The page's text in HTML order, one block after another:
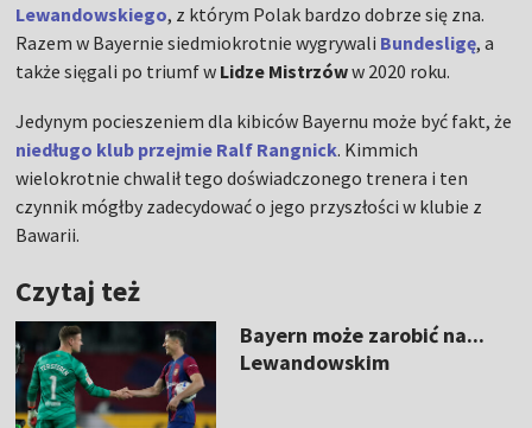
Lewandowskiego, z którym Polak bardzo dobrze się zna.
Razem w Bayernie siedmiokrotnie wygrywali Bundesligę, a
także sięgali po triumf w Lidze Mistrzóww 2020 roku.
Jedynym pocieszeniem dla kibiców Bayernu może być fakt, że
niedługo klub przejmie Ralf Rangnick. Kimmich
wielokrotnie chwalił tego doświadczonego trenera i ten
czynnik mógłby zadecydować o jego przyszłości w klubie z
Bawarii.
Czytaj też
Bayern może zarobić na...
Lewandowskim